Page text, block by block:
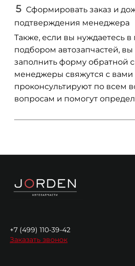
Сформировать заказ и
подтверждения менеджера
Также, если вы нуждаетесь
подбором автозапчастей,
заполнить форму обратной
менеджеры свяжутся с вами
проконсультируют по всем
вопросам и помогут
+7 (499) 110-39-42
Заказать звонок